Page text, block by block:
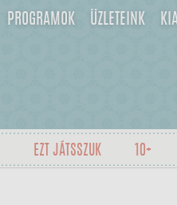
PROGRAMOK ÜZLETEINK
EZT JÁTSSZUK 10+